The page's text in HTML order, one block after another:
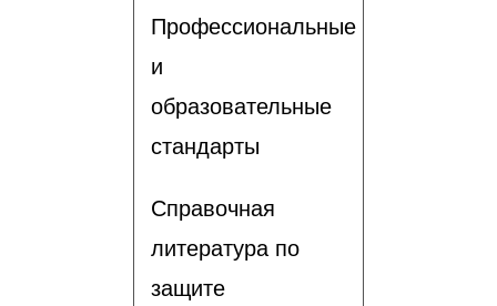
Профессиональные
и
образовательные
стандарты
Справочная
литература по
защите